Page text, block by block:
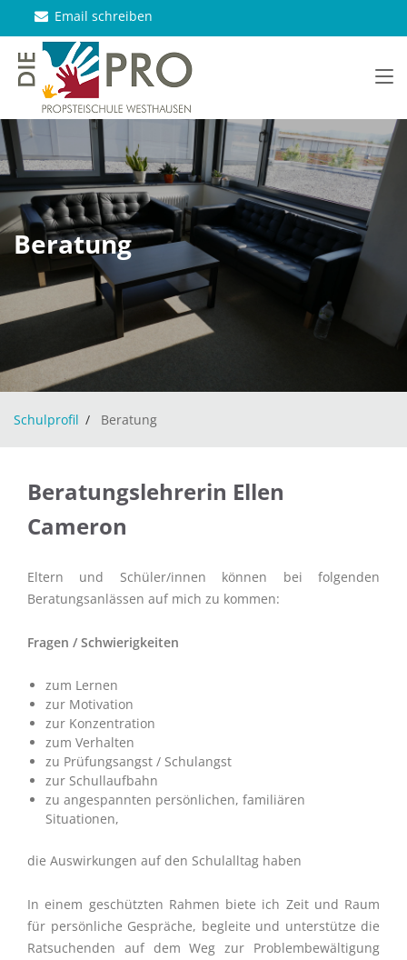
Email schreiben
Beratung
Schulprofil Beratung
Beratungslehrerin Ellen
Cameron
Eltern und Schüler/innen können bei folgenden
Beratungsanlässen auf mich zu kommen:
Fragen / Schwierigkeiten
zum Lernen
zur Motivation
zur Konzentration
zum Verhalten
zu Prüfungsangst / Schulangst
zur Schullaufbahn
zu angespannten persönlichen, familiären
Situationen,
die Auswirkungen auf den Schulalltag haben
In einem geschützten Rahmen biete ich Zeit und Raum
für persönliche Gespräche, begleite und unterstütze die
Ratsuchenden auf dem Weg zur Problembewältigung